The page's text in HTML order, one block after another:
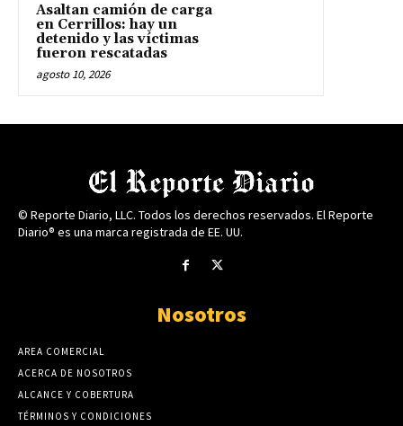
Asaltan camión de carga
en Cerrillos: hay un
detenido y las víctimas
fueron rescatadas
agosto 10, 2026
© Reporte Diario, LLC. Todos los derechos reservados. El Reporte
Diario® es una marca registrada de EE. UU.
Nosotros
AREA COMERCIAL
ACERCA DE NOSOTROS
ALCANCE Y COBERTURA
TÉRMINOS Y CONDICIONES